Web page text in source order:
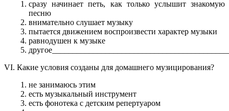
сразу начинает петь, как только услышит знакомую
песню
внимательно слушает музыку
пытается движением воспроизвести характер музыки
равнодушен к музыке
VI. Какие условия созданы для домашнего музицирования?
не занимаюсь этим
есть музыкальный инструмент
есть фонотека с детским репертуаром